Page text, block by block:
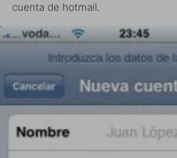
cuenta de hotmail.